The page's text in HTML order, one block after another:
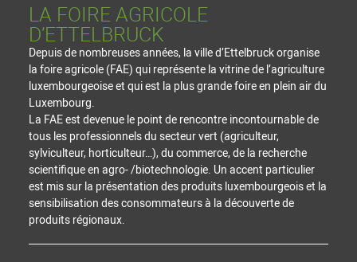
LA FOIRE AGRICOLE
D’ETTELBRUCK
Depuis de nombreuses années, la ville d’Ettelbruck organise
la foire agricole (FAE) qui représente la vitrine de l’agriculture
luxembourgeoise et qui est la plus grande foire en plein air du
Luxembourg.
La FAE est devenue le point de rencontre incontournable de
tous les professionnels du secteur vert (agriculteur,
sylviculteur, horticulteur…), du commerce, de la recherche
scientifique en agro- /biotechnologie. Un accent particulier
est mis sur la présentation des produits luxembourgeois et la
sensibilisation des consommateurs à la découverte de
produits régionaux.